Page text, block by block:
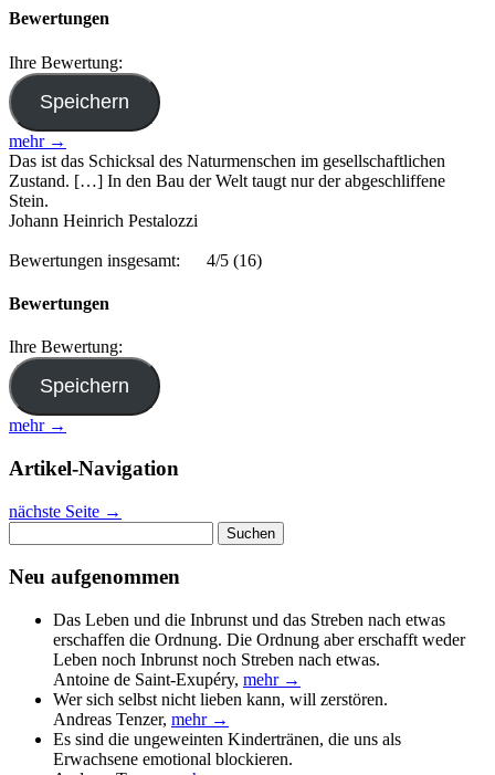
Bewertungen
Ihre Bewertung:
mehr →
Das ist das Schicksal des Naturmenschen im gesellschaftlichen
Zustand. […] In den Bau der Welt taugt nur der abgeschliffene
Stein.
Johann Heinrich Pestalozzi
Bewertungen insgesamt: 4/5 (16)
Bewertungen
Ihre Bewertung:
mehr →
Artikel-Navigation
nächste Seite →
nach:
Neu aufgenommen
Das Leben und die Inbrunst und das Streben nach etwas
erschaffen die Ordnung. Die Ordnung aber erschafft weder
Leben noch Inbrunst noch Streben nach etwas.
Antoine de Saint-Exupéry, mehr →
Wer sich selbst nicht lieben kann, will zerstören.
Andreas Tenzer, mehr →
Es sind die ungeweinten Kindertränen, die uns als
Erwachsene emotional blockieren.